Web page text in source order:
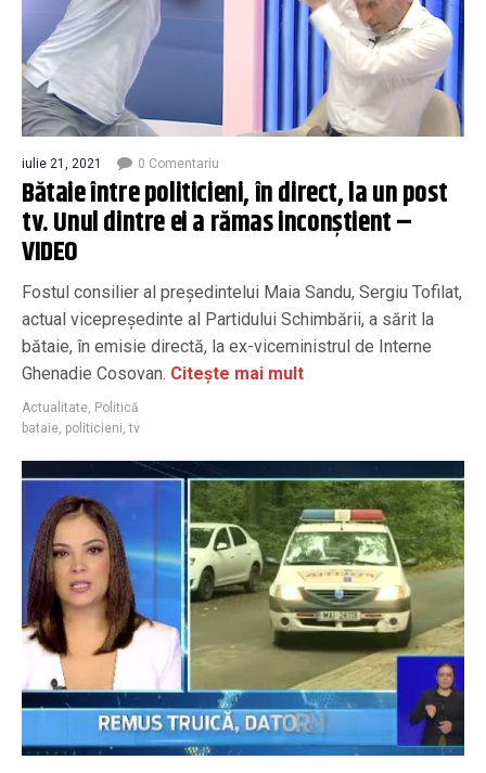
iulie 21, 2021 0 Comentariu
Bătaie între politicieni, în direct, la un post
tv. Unul dintre ei a rămas inconștient –
VIDEO
Fostul consilier al preşedintelui Maia Sandu, Sergiu Tofilat,
actual vicepreşedinte al Partidului Schimbării, a sărit la
bătaie, în emisie directă, la ex-viceministrul de Interne
Ghenadie Cosovan. Citește mai mult
Actualitate, Politică
bataie, politicieni,tv